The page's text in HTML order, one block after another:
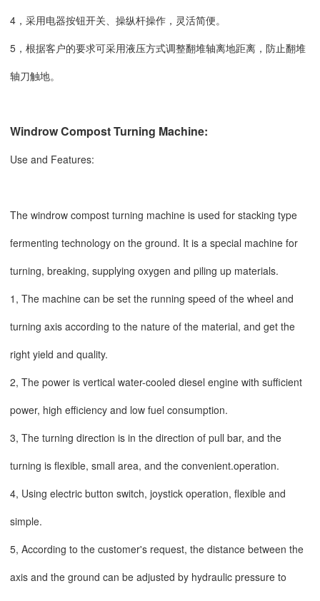
4，采用电器按钮开关、操纵杆操作，灵活简便。
5，根据客户的要求可采用液压方式调整翻堆轴离地距离，防止翻堆
轴刀触地。
Windrow Compost Turning Machine:
Use and Features:
The windrow compost turning machine is used for stacking type
fermenting technology on the ground. It is a special machine for
turning, breaking, supplying oxygen and piling up materials.
1, The machine can be set the running speed of the wheel and
turning axis according to the nature of the material, and get the
right yield and quality.
2, The power is vertical water-cooled diesel engine with sufficient
power, high efficiency and low fuel consumption.
3, The turning direction is in the direction of pull bar, and the
turning is flexible, small area, and the convenient.operation.
4, Using electric button switch, joystick operation, flexible and
simple.
5, According to the customer's request, the distance between the
axis and the ground can be adjusted by hydraulic pressure to